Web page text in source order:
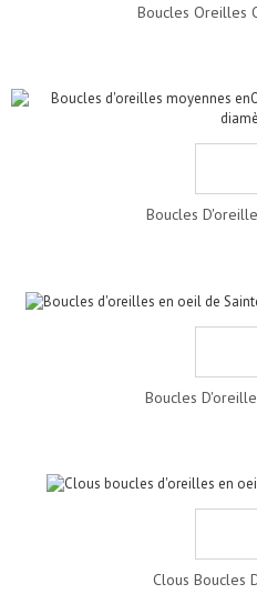
Boucles Oreilles
Boucles
Boucles
Clous Boucles